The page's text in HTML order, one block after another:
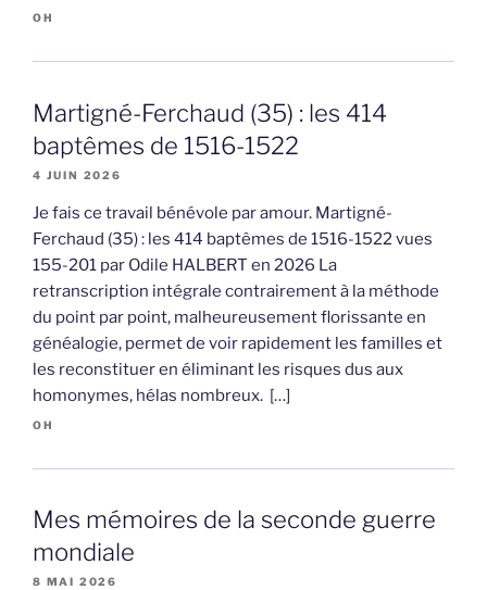
OH
Martigné-Ferchaud (35) : les 414
baptêmes de 1516-1522
4 JUIN 2026
Je fais ce travail bénévole par amour. Martigné-
Ferchaud (35) : les 414 baptêmes de 1516-1522 vues
155-201 par Odile HALBERT en 2026 La
retranscription intégrale contrairement à la méthode
du point par point, malheureusement florissante en
généalogie, permet de voir rapidement les familles et
les reconstituer en éliminant les risques dus aux
homonymes, hélas nombreux. […]
OH
Mes mémoires de la seconde guerre
mondiale
8 MAI 2026